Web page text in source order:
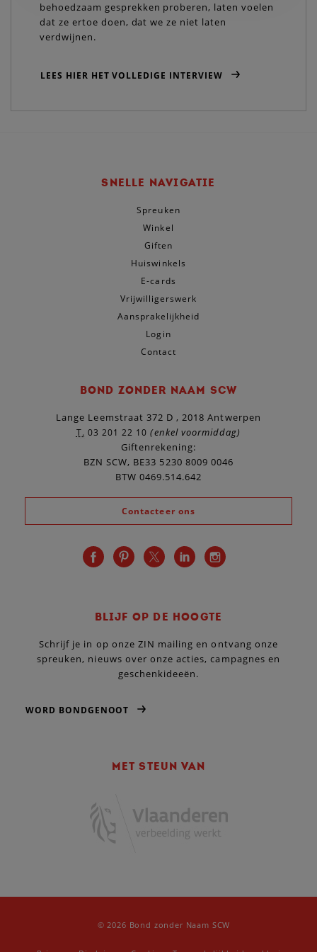
behoedzaam gesprekken proberen, laten voelen
dat ze ertoe doen, dat we ze niet laten
verdwijnen.
LEES HIER HET VOLLEDIGE INTERVIEW
SNELLE NAVIGATIE
Spreuken
Winkel
Giften
Huiswinkels
E-cards
Vrijwilligerswerk
Aansprakelijkheid
Login
Contact
BOND ZONDER NAAM SCW
Lange Leemstraat 372 D , 2018 Antwerpen
T. 03 201 22 10 (enkel voormiddag)
Giftenrekening:
BZN SCW, BE33 5230 8009 0046
BTW 0469.514.642
Contacteer ons
BLIJF OP DE HOOGTE
Schrijf je in op onze ZIN mailing en ontvang onze
spreuken, nieuws over onze acties, campagnes en
geschenkideeën.
WORD BONDGENOOT
MET STEUN VAN
© 2026 Bond zonder Naam SCW